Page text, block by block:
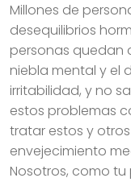
Millones de
desequilibrios
personas quedan
niebla mental y el
irritabilidad, y no
estos problemas
tratar estos y
envejecimiento
Nosotros, como